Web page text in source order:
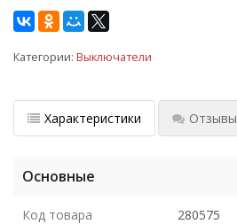
Категории: Выключатели
Характеристики Отзывы
Основные
Код товара 280575